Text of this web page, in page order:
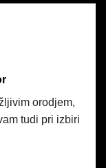
orodjem,
tudi pri izbiri